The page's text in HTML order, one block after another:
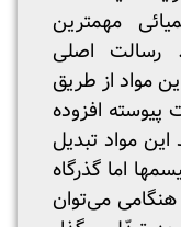
مهمترین
رسالت اصلی
مواد از طریق
افزوده
مواد تبدیل
اما گذرگاه
هنگامی می‌توان